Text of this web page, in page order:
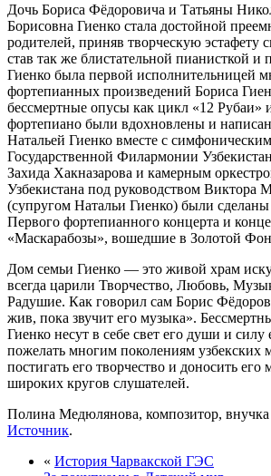
Дочь Бориса Фёдоровича и Татьяны
Борисовна Гиенко стала достойной
родителей, приняв творческую эстафету
став так же блистательной пианисткой и
Гиенко была первой исполнительницей
фортепианных произведений Бориса
бессмертные опусы как цикл «12 Рубаи»
фортепиано были вдохновлены и
Натальей Гиенко вместе с
Государственной Филармонии
Захида Хакназарова и камерным
Узбекистана под руководством Виктора
(супругом Натальи Гиенко) были
Первого фортепианного концерта и
«Маскарабозы», вошедшие в Золотой
Дом семьи Гиенко — это живой храм
всегда царили Творчество, Любовь,
Радушие. Как говорил сам Борис
жив, пока звучит его музыка».
Гиенко несут в себе свет его души и силу
пожелать многим поколениям узбекских
постигать его творчество и доносить
широких кругов слушателей.
Полина Медюлянова, композитор,
Источник.
« История Чарвакской ГЭС